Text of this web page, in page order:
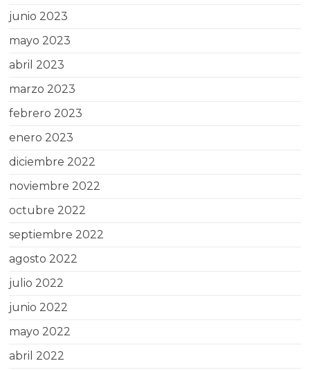
junio 2023
mayo 2023
abril 2023
marzo 2023
febrero 2023
enero 2023
diciembre 2022
noviembre 2022
octubre 2022
septiembre 2022
agosto 2022
julio 2022
junio 2022
mayo 2022
abril 2022